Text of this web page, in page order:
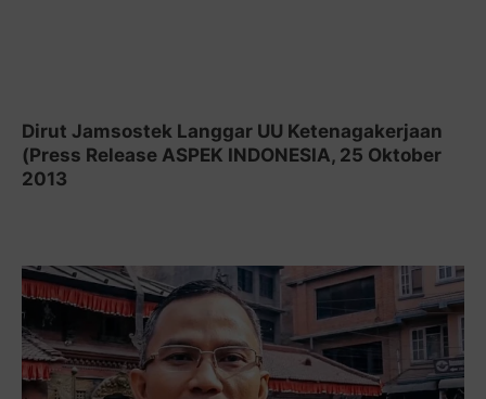
Dirut Jamsostek Langgar UU Ketenagakerjaan
(Press Release ASPEK INDONESIA, 25 Oktober
2013